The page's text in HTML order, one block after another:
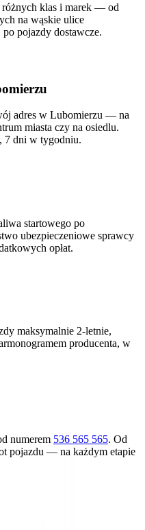
różnych klas i marek — od
na wąskie ulice
pojazdy dostawcze.
adres w Lubomierzu — na
miasta czy na osiedlu.
7 dni w tygodniu.
startowego po
ubezpieczeniowe sprawcy
opłat.
maksymalnie 2-letnie,
producenta, w
numerem 536 565 565. Od
pojazdu — na każdym etapie